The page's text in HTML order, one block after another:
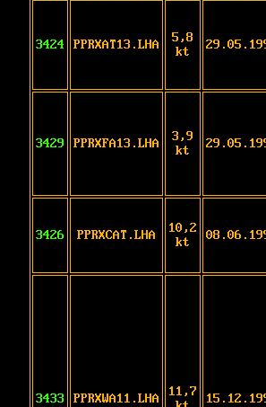
3424 PPRXAT13.LHA
5,8
kt
3429 PPRXFA13.LHA
3,9
kt
3426 PPRXCAT.LHA
10,2
kt
3433 PPRXWA11.LHA
11,7